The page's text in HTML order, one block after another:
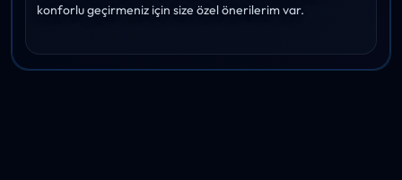
konforlu geçirmeniz için size özel önerilerim var.